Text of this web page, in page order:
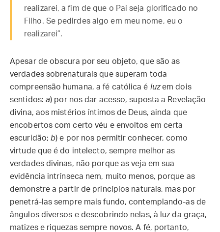
realizarei, a fim de que o Pai seja glorificado no
Filho. Se pedirdes algo em meu nome, eu o
realizarei”.
Apesar de obscura por seu objeto, que são as
verdades sobrenaturais que superam toda
compreensão humana, a fé católica é luzem dois
sentidos: a) por nos dar acesso, suposta a Revelação
divina, aos mistérios íntimos de Deus, ainda que
encobertos com certo véu e envoltos em certa
escuridão;b) e por nos permitir conhecer, como
virtude que é do intelecto, sempre melhor as
verdades divinas, não porque as veja em sua
evidência intrínseca nem, muito menos, porque as
demonstre a partir de princípios naturais, mas por
penetrá-las sempre mais fundo, contemplando-as de
ângulos diversos e descobrindo nelas, à luz da graça,
matizes e riquezas sempre novos. A fé, portanto,